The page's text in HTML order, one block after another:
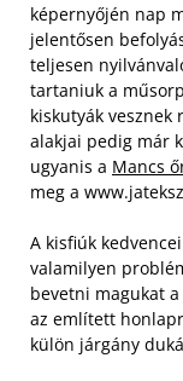
képernyőjén nap
jelentősen
teljesen
tartaniuk a
kiskutyák vesznek
alakjai pedig már
ugyanis a Mancs
meg a
A kisfiúk
valamilyen
bevetni magukat
az említett
külön járgány